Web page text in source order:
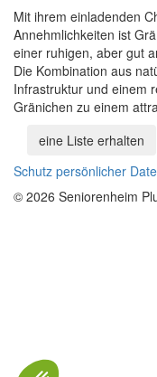
Mit ihrem einladenden
Annehmlichkeiten ist
einer ruhigen, aber gut
Die Kombination aus
Infrastruktur und einem
Gränichen zu einem
eine Liste erhalten
Schutz persönlicher
© 2026 Seniorenheim